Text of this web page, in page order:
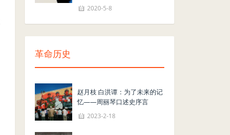
2020-5-8
革命历史
赵月枝 白洪谭：为了未来的记
忆——周丽琴口述史序言
2023-2-18